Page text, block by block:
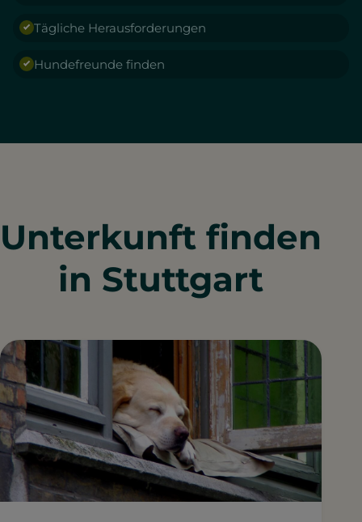
Tägliche Herausforderungen
Hundefreunde finden
Unterkunft finden
in Stuttgart